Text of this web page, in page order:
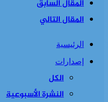
المقال السابق
المقال التالي
الرئيسية
إصدارات
الكل
النشرة الأسبوعية